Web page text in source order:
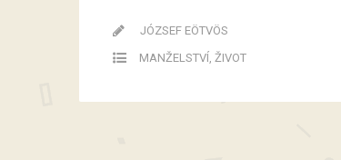
JÓZSEF EÖTVÖS
MANŽELSTVÍ ŽIVOT